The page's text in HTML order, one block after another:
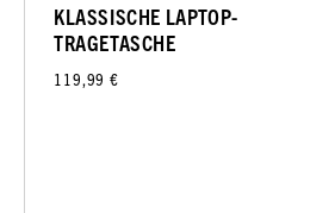
KLASSISCHE LAPTOP-
TRAGETASCHE
119,99 €